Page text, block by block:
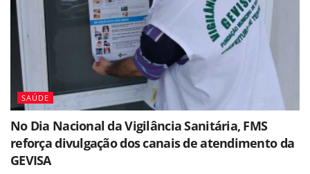
SAÚDE
No Dia Nacional da Vigilância Sanitária, FMS
reforça divulgação dos canais de atendimento da
GEVISA